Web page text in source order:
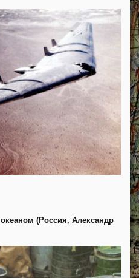
(Россия, Александр